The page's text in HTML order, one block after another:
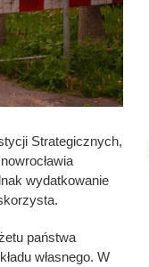
Strategicznych,
wydatkowanie
państwa
własnego. W